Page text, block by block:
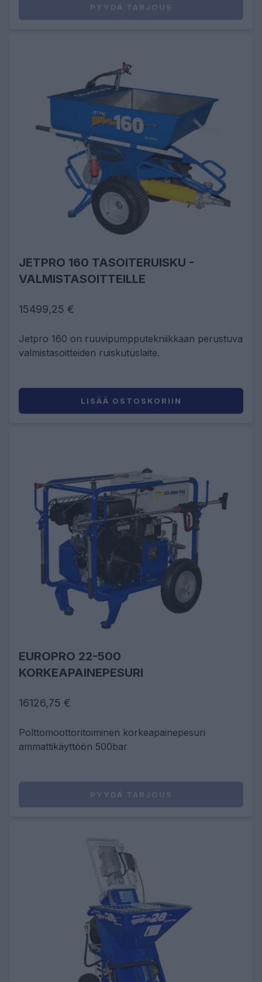
PYYDÄ TARJOUS
JETPRO 160 TASOITERUISKU -
VALMISTASOITTEILLE
15499,25 €
Jetpro 160 on ruuvipumpputekniikkaan perustuva
valmistasoitteiden ruiskutuslaite.
LISÄÄ OSTOSKORIIN
EUROPRO 22-500
KORKEAPAINEPESURI
16126,75 €
Polttomoottoritoiminen korkeapainepesuri
ammattikäyttöön 500bar
PYYDÄ TARJOUS